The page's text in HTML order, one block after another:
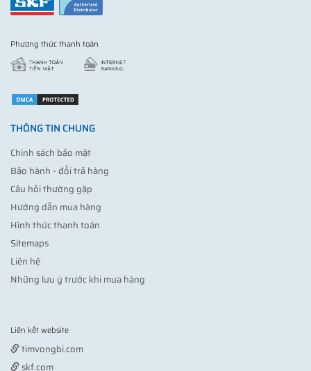
Phương thức thanh toán
THÔNG TIN CHUNG
Chính sách bảo mật
Bảo hành - đổi trả hàng
Câu hỏi thường gặp
Hướng dẫn mua hàng
Hình thức thanh toán
Sitemaps
Liên hệ
Những lưu ý trước khi mua hàng
Liên kết website
timvongbi.com
skf.com